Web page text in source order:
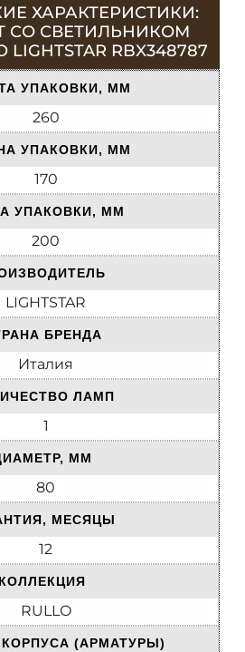
ХАРАКТЕРИСТИКИ:
СО СВЕТИЛЬНИКОМ
LIGHTSTAR RBX348787
УПАКОВКИ, ММ
260
УПАКОВКИ, ММ
170
УПАКОВКИ, ММ
200
LIGHTSTAR
БРЕНДА
Италия
ЛАМП
1
ММ
80
МЕСЯЦЫ
12
КОЛЛЕКЦИЯ
RULLO
(АРМАТУРЫ)